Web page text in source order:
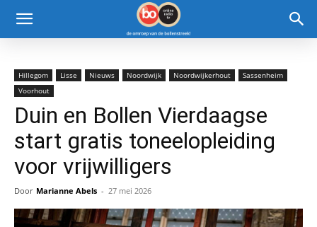
Hillegom Lisse Nieuws Noordwijk Noordwijkerhout
Sassenheim
Voorhout
Duin en Bollen Vierdaagse
start gratis toneelopleiding
voor vrijwilligers
Door Marianne Abels - 27 mei 2026